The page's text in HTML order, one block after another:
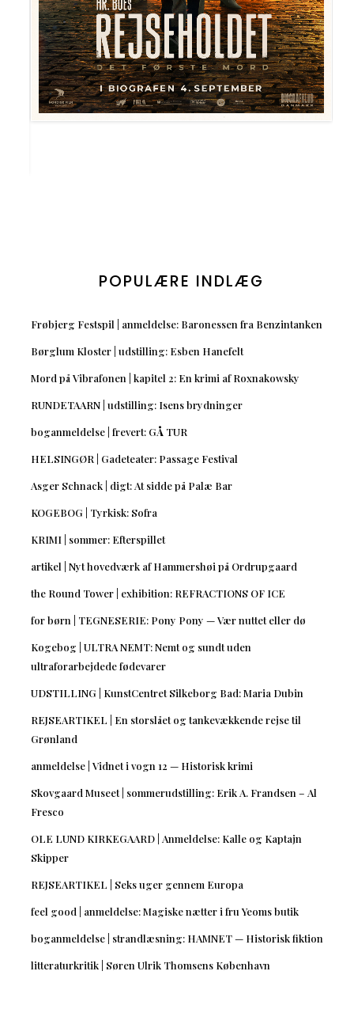
POPULÆRE INDLÆG
Frøbjerg Festspil | anmeldelse: Baronessen fra Benzintanken
Børglum Kloster | udstilling: Esben Hanefelt
Mord på Vibrafonen | kapitel 2: En krimi af Roxnakowsky
RUNDETAARN | udstilling: Isens brydninger
boganmeldelse | frevert: GÅ TUR
HELSINGØR | Gadeteater: Passage Festival
Asger Schnack | digt: At sidde på Palæ Bar
KOGEBOG | Tyrkisk: Sofra
KRIMI | sommer: Efterspillet
artikel | Nyt hovedværk af Hammershøi på Ordrupgaard
the Round Tower | exhibition: REFRACTIONS OF ICE
for børn | TEGNESERIE: Pony Pony — Vær nuttet eller dø
Kogebog | ULTRA NEMT: Nemt og sundt uden
ultraforarbejdede fødevarer
UDSTILLING | KunstCentret Silkeborg Bad: Maria Dubin
REJSEARTIKEL | En storslået og tankevækkende rejse til
Grønland
anmeldelse | Vidnet i vogn 12 — Historisk krimi
Skovgaard Museet | sommerudstilling: Erik A. Frandsen – Al
Fresco
OLE LUND KIRKEGAARD | Anmeldelse: Kalle og Kaptajn
Skipper
REJSEARTIKEL | Seks uger gennem Europa
feel good | anmeldelse: Magiske nætter i fru Yeoms butik
boganmeldelse | strandlæsning: HAMNET — Historisk fiktion
litteraturkritik | Søren Ulrik Thomsens København